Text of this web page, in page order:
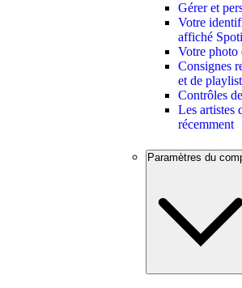
Gérer et
Votre
affiché
Votre
Consignes
et de
Contrôles
Les artistes
récemment
Paramètres du